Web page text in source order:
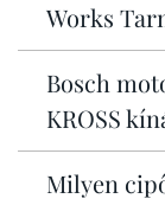
Works
Bosch
KROSS
Milyen